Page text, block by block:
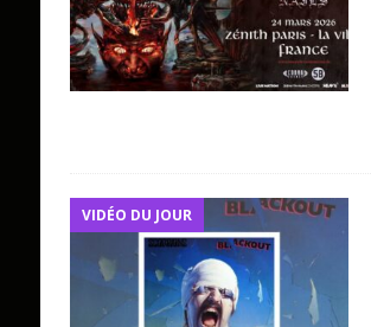
VIDÉO DU JOUR